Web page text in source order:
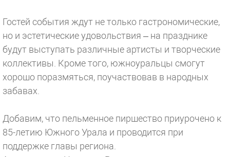
Гостей события ждут не только гастрономические,
но и эстетические удовольствия – на празднике
будут выступать различные артисты и творческие
коллективы. Кроме того, южноуральцы смогут
хорошо поразмяться, поучаствовав в народных
забавах.
Добавим, что пельменное пиршество приурочено к
85-летию Южного Урала и проводится при
поддержке главы региона.